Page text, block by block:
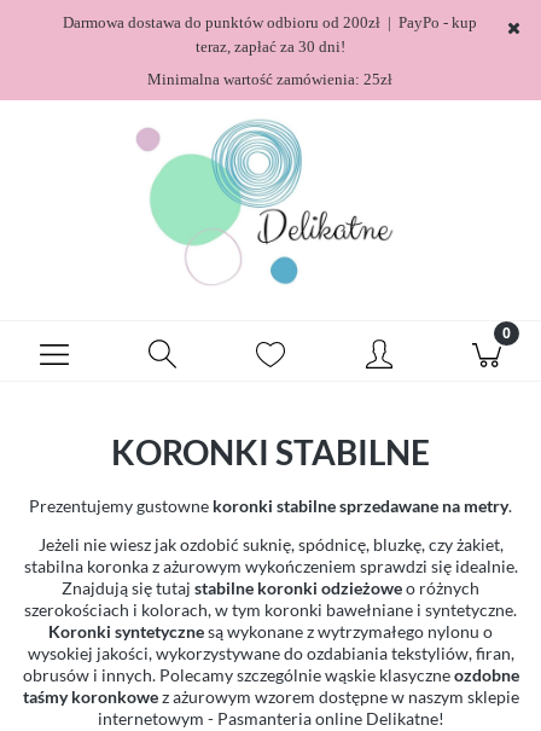
Darmowa dostawa do punktów odbioru od 200zł | PayPo - kup
teraz, zapłać za 30 dni!
Minimalna wartość zamówienia: 25zł
KORONKI STABILNE
Prezentujemy gustowne koronki stabilne sprzedawane na metry.
Jeżeli nie wiesz jak ozdobić suknię, spódnicę, bluzkę, czy żakiet,
stabilna koronka z ażurowym wykończeniem sprawdzi się idealnie.
Znajdują się tutaj stabilne koronki odzieżoweo różnych
szerokościach i kolorach, w tym koronki bawełniane i syntetyczne.
Koronki syntetycznesą wykonane z wytrzymałego nylonu o
wysokiej jakości, wykorzystywane do ozdabiania tekstyliów, firan,
obrusów i innych. Polecamy szczególnie wąskie klasyczneozdobne
taśmy koronkowez ażurowym wzorem dostępne w naszym sklepie
internetowym - Pasmanteria online Delikatne!